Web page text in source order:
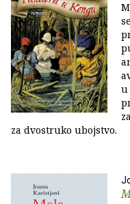
u
za dvostruko ubojstvo.